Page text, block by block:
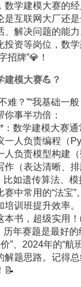
数学建模大赛的
是互联网大厂还
、解决问题的能
投资等岗位，数
招牌”💎！
建模大赛💪？
难？”“我基础一
事半功倍：
数学建模大赛通
一人负责编程（
人负责模型构建
（表达清晰、排
比如遗传算法、
中常用的“法宝”
培训班提升效率
书，超级实用！
历年赛题是最好
”、2024年的“航
解题思路。记得
📝